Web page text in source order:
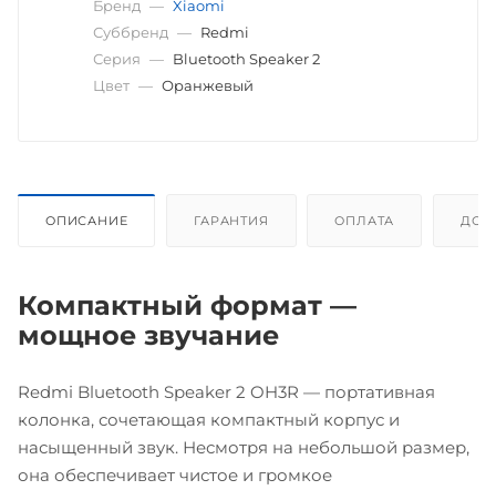
Бренд — Xiaomi
Суббренд — Redmi
Серия — Bluetooth Speaker 2
Цвет — Оранжевый
ОПИСАНИЕ ГАРАНТИЯ ОПЛАТА
Компактный формат —
мощное звучание
Redmi Bluetooth Speaker 2 OH3R — портативная
колонка, сочетающая компактный корпус и
насыщенный звук. Несмотря на небольшой размер,
она обеспечивает чистое и громкое